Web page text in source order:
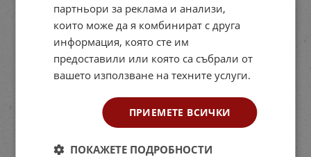
партньори за реклама и анализи,
които може да я комбинират с друга
информация, която сте им
предоставили или която са събрали от
вашето използване на техните услуги.
ПРИЕМЕТЕ ВСИЧКИ
ПОКАЖЕТЕ ПОДРОБНОСТИ